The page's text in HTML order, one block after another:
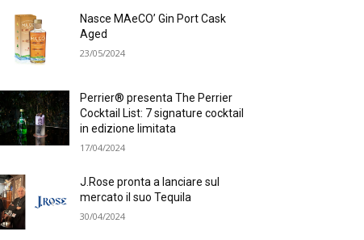
Nasce MAeCO’ Gin Port Cask
Aged
23/05/2024
Perrier® presenta The Perrier
Cocktail List: 7 signature cocktail
in edizione limitata
17/04/2024
J.Rose pronta a lanciare sul
mercato il suo Tequila
30/04/2024